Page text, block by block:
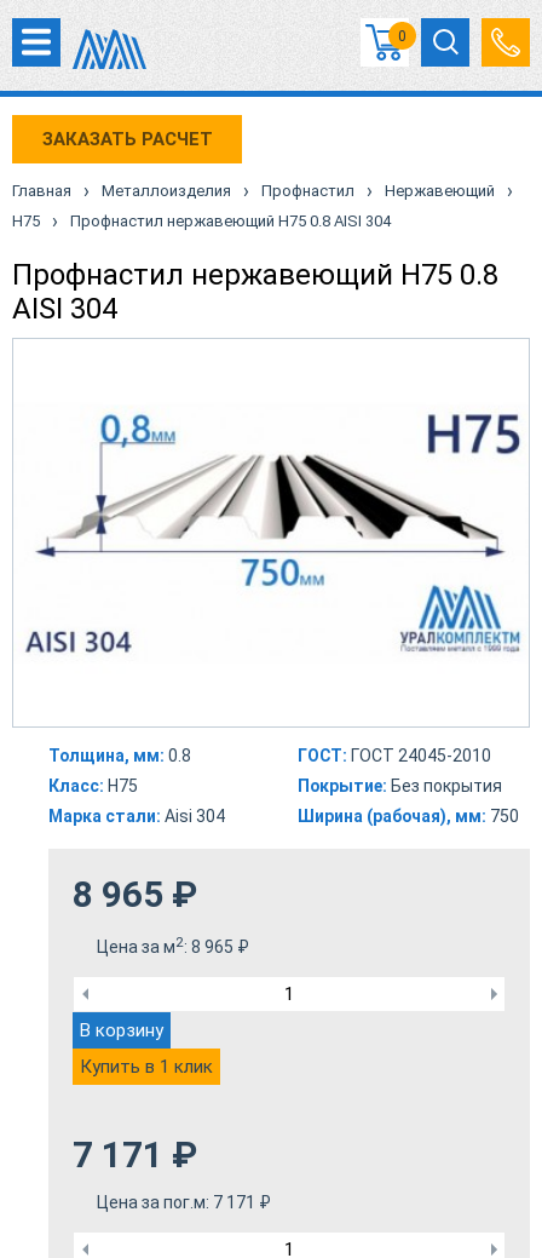
0
ЗАКАЗАТЬ РАСЧЕТ
Главная › Металлоизделия › Профнастил › Нержавеющий ›
Н75 › Профнастил нержавеющий Н75 0.8 AISI 304
Профнастил нержавеющий Н75 0.8
AISI 304
Толщина, мм: 0.8
Класс: Н75
Марка стали: Aisi 304
ГОСТ: ГОСТ 24045-2010
Покрытие: Без покрытия
Ширина (рабочая), мм: 750
8 965 ₽
Цена за м2: 8 965 ₽
В корзину
Купить в 1 клик
7 171 ₽
Цена за пог.м: 7 171 ₽